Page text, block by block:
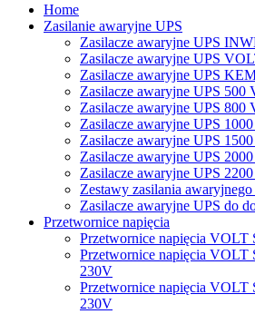
Home
Zasilanie awaryjne UPS
Zasilacze awaryjne UPS
Zasilacze awaryjne UPS
Zasilacze awaryjne UPS
Zasilacze awaryjne UPS 500
Zasilacze awaryjne UPS 800
Zasilacze awaryjne UPS
Zasilacze awaryjne UPS
Zasilacze awaryjne UPS
Zasilacze awaryjne UPS
Zestawy zasilania
Zasilacze awaryjne UPS do
Przetwornice napięcia
Przetwornice napięcia
Przetwornice napięcia
230V
Przetwornice napięcia
230V